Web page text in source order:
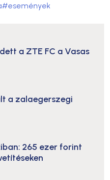
#események
a ZTE FC a Vasas
a zalaegerszegi
265 ezer forint